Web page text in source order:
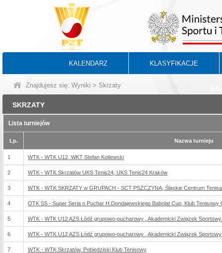
KALENDARZ KLASYFIKACJE
Znajdujesz się: Wyniki > Skrzaty
SKRZATY
Lista turniejów
Lp. Nazwa turnieju
1 WTK - WTK U12, WKT Stefan Kotlewski
2 WTK - WTK Skrzatów UKS Tenis24, UKS Tenis24 Kraków
3 WTK - WTK SKRZATY w GRUPACH - SCT PSZCZYNA, Śląskie Centrum
4 OTK SS - Super Seria o Puchar H.Dondajewskiego Babolat Cup, Klub Tenisowy
5 WTK - WTK U12 AZS Łódź grupowo-pucharowy , Akademicki Związek
6 WTK - WTK U12 AZS Łódź grupowo-pucharowy , Akademicki Związek
7 WTK - WTK Skrzatów, Pobiedziski Klub Tenisowy